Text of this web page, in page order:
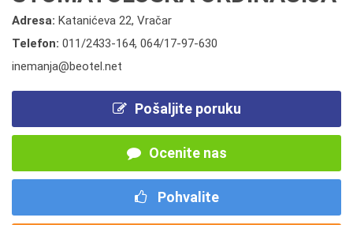
Adresa: Katanićeva 22, Vračar
Telefon: 011/2433-164, 064/17-97-630
inemanja@beotel.net
Pošaljite poruku
Ocenite nas
Pohvalite